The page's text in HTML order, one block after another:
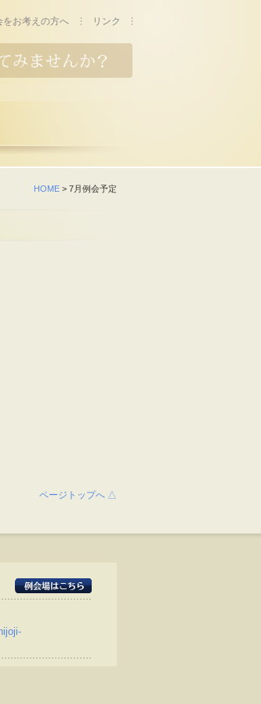
をお考えの方へ リンク
HOME> 7月例会予定
ページトップへ △